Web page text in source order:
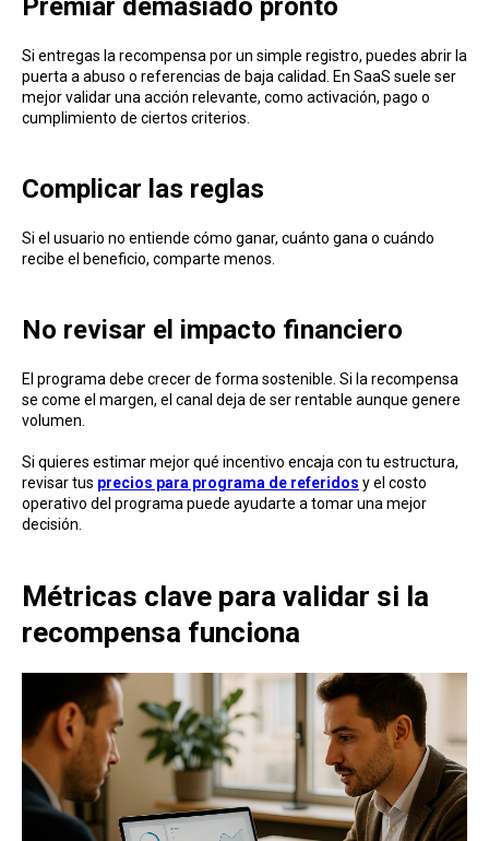
Premiar demasiado pronto
Si entregas la recompensa por un simple registro, puedes abrir la
puerta a abuso o referencias de baja calidad. En SaaS suele ser
mejor validar una acción relevante, como activación, pago o
cumplimiento de ciertos criterios.
Complicar las reglas
Si el usuario no entiende cómo ganar, cuánto gana o cuándo
recibe el beneficio, comparte menos.
No revisar el impacto financiero
El programa debe crecer de forma sostenible. Si la recompensa
se come el margen, el canal deja de ser rentable aunque genere
volumen.
Si quieres estimar mejor qué incentivo encaja con tu estructura,
revisar tus precios para programa de referidos y el costo
operativo del programa puede ayudarte a tomar una mejor
decisión.
Métricas clave para validar si la
recompensa funciona